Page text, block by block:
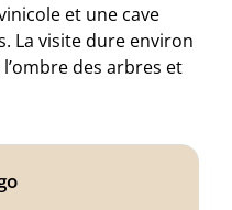
et une cave
La visite dure environ
des arbres et